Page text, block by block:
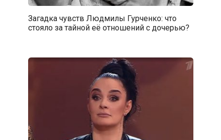
Загадка чувств Людмилы Гурченко: что
стояло за тайной её отношений с дочерью?